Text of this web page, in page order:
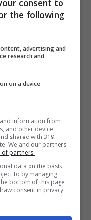
è che questa
pesare nel
il campo è il
di Champions
martedì
consent to
the following
advertising and
research and
on a device
information from
and other device
shared with 319
We and our partners
of partners.
data on the basis
to by managing
bottom of this page
consent in privacy